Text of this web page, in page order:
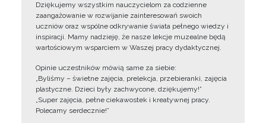
Dziękujemy wszystkim nauczycielom za codzienne
zaangażowanie w rozwijanie zainteresowań swoich
uczniów oraz wspólne odkrywanie świata pełnego wiedzy i
inspiracji. Mamy nadzieję, że nasze lekcje muzealne będą
wartościowym wsparciem w Waszej pracy dydaktycznej.
Opinie uczestników mówią same za siebie:
„Byliśmy – świetne zajęcia, prelekcja, przebieranki, zajęcia
plastyczne. Dzieci były zachwycone, dziękujemy!”
„Super zajęcia, pełne ciekawostek i kreatywnej pracy.
Polecamy serdecznie!”